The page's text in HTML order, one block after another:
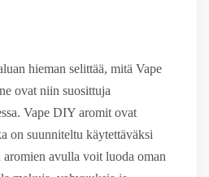
hieman selittää, mitä Vape
ovat niin suosittuja
Vape DIY aromit ovat
on suunniteltu käytettäväksi
avulla voit luoda oman